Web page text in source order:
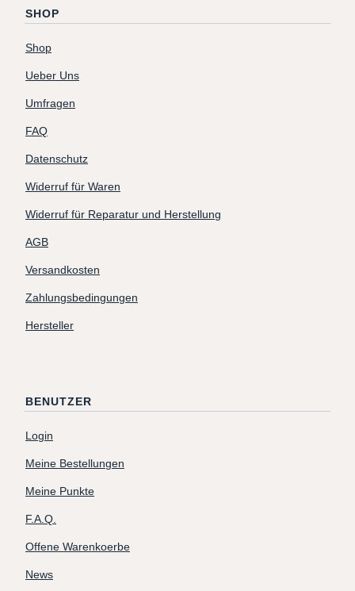
SHOP
Shop
Ueber Uns
Umfragen
FAQ
Datenschutz
Widerruf für Waren
Widerruf für Reparatur und Herstellung
AGB
Versandkosten
Zahlungsbedingungen
Hersteller
BENUTZER
Login
Meine Bestellungen
Meine Punkte
F.A.Q.
Offene Warenkoerbe
News